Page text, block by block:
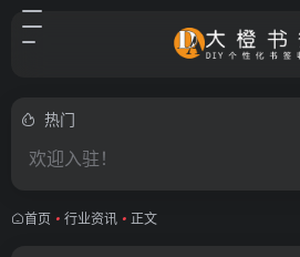
热门
欢迎入驻！
首页 • 行业资讯 • 正文